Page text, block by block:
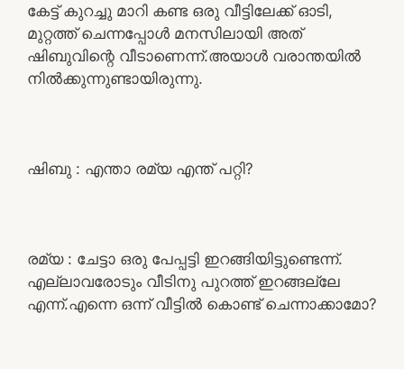
കേട്ട് കുറച്ചു മാറി കണ്ട ഒരു വീട്ടിലേക്ക് ഓടി,
മുറ്റത്ത് ചെന്നപ്പോൾ മനസിലായി അത്
ഷിബുവിന്റെ വീടാണെന്ന്.അയാൾ വരാന്തയിൽ
നിൽക്കുന്നുണ്ടായിരുന്നു.
ഷിബു : എന്താ രമ്യ എന്ത് പറ്റി?
രമ്യ : ചേട്ടാ ഒരു പേപ്പട്ടി ഇറങ്ങിയിട്ടുണ്ടെന്ന്.
എല്ലാവരോടും വീടിനു പുറത്ത് ഇറങ്ങല്ലേ
എന്ന്.എന്നെ ഒന്ന് വീട്ടിൽ കൊണ്ട് ചെന്നാക്കാമോ?